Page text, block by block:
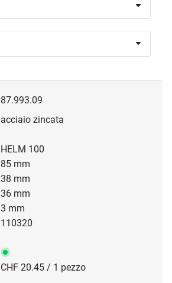
87.993.09
acciaio zincata
HELM 100
85 mm
38 mm
36 mm
3 mm
110320
CHF 20.45 / 1 pezzo